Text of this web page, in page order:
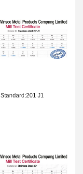
Standard:201 J1